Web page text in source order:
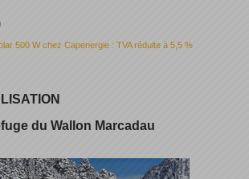
500 W chez Capenergie : TVA réduite à 5,5 %
du Wallon Marcadau